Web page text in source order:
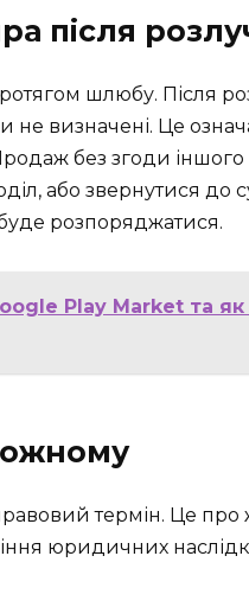
після
шлюбу. Після
не визначені. Це
Продаж без згоди
або звернутися до
розпоряджатися.
Play Market та
термін. Це про
юридичних